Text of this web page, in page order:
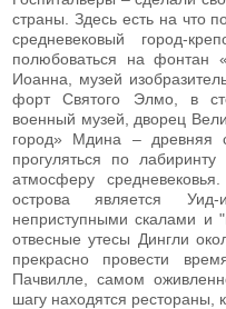
страны. Здесь есть на что
средневековый город-
полюбоваться на фонтан
Иоанна, музей
форт Святого Элмо, в
военный музей, дворец
город» Мдина – древняя
прогуляться по
атмосферу
острова является Уид-
неприступными скалами и
отвесные утесы Дингли
прекрасно провести
Пачвилле, самом
шагу находятся рестораны,